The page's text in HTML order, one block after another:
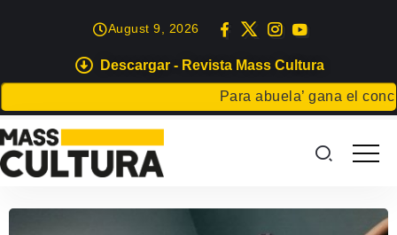
Descargar - Revista Mass Cultura
Para abuela’ gana el
August 9, 2026